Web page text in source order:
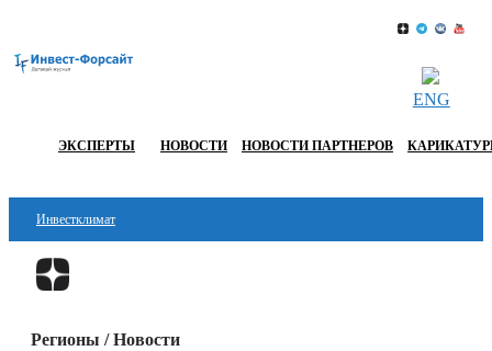
ENG
ЭКСПЕРТЫ НОВОСТИ НОВОСТИ ПАРТНЕРОВ
Инвестклимат
Финансы
Регионы / Новости